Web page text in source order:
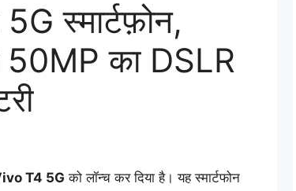
स्मार्टफ़ोन,
का DSLR
T4 5G को लॉन्च कर दिया है। यह स्मार्टफोन